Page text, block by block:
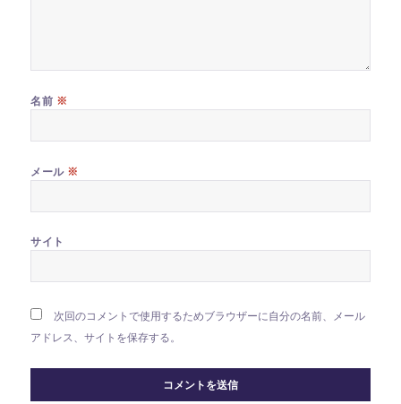
名前 ※
メール ※
サイト
次回のコメントで使用するためブラウザーに自分の名前、メール
アドレス、サイトを保存する。